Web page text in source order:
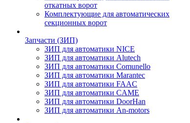
откатных ворот
Комплектующие для автоматических
секционных ворот
Запчасти (ЗИП)
ЗИП для автоматики NICE
ЗИП для автоматики Alutech
ЗИП для автоматики Comunello
ЗИП для автоматики Marantec
ЗИП для автоматики FAAC
ЗИП для автоматики CAME
ЗИП для автоматики DoorHan
ЗИП для автоматики An-motors